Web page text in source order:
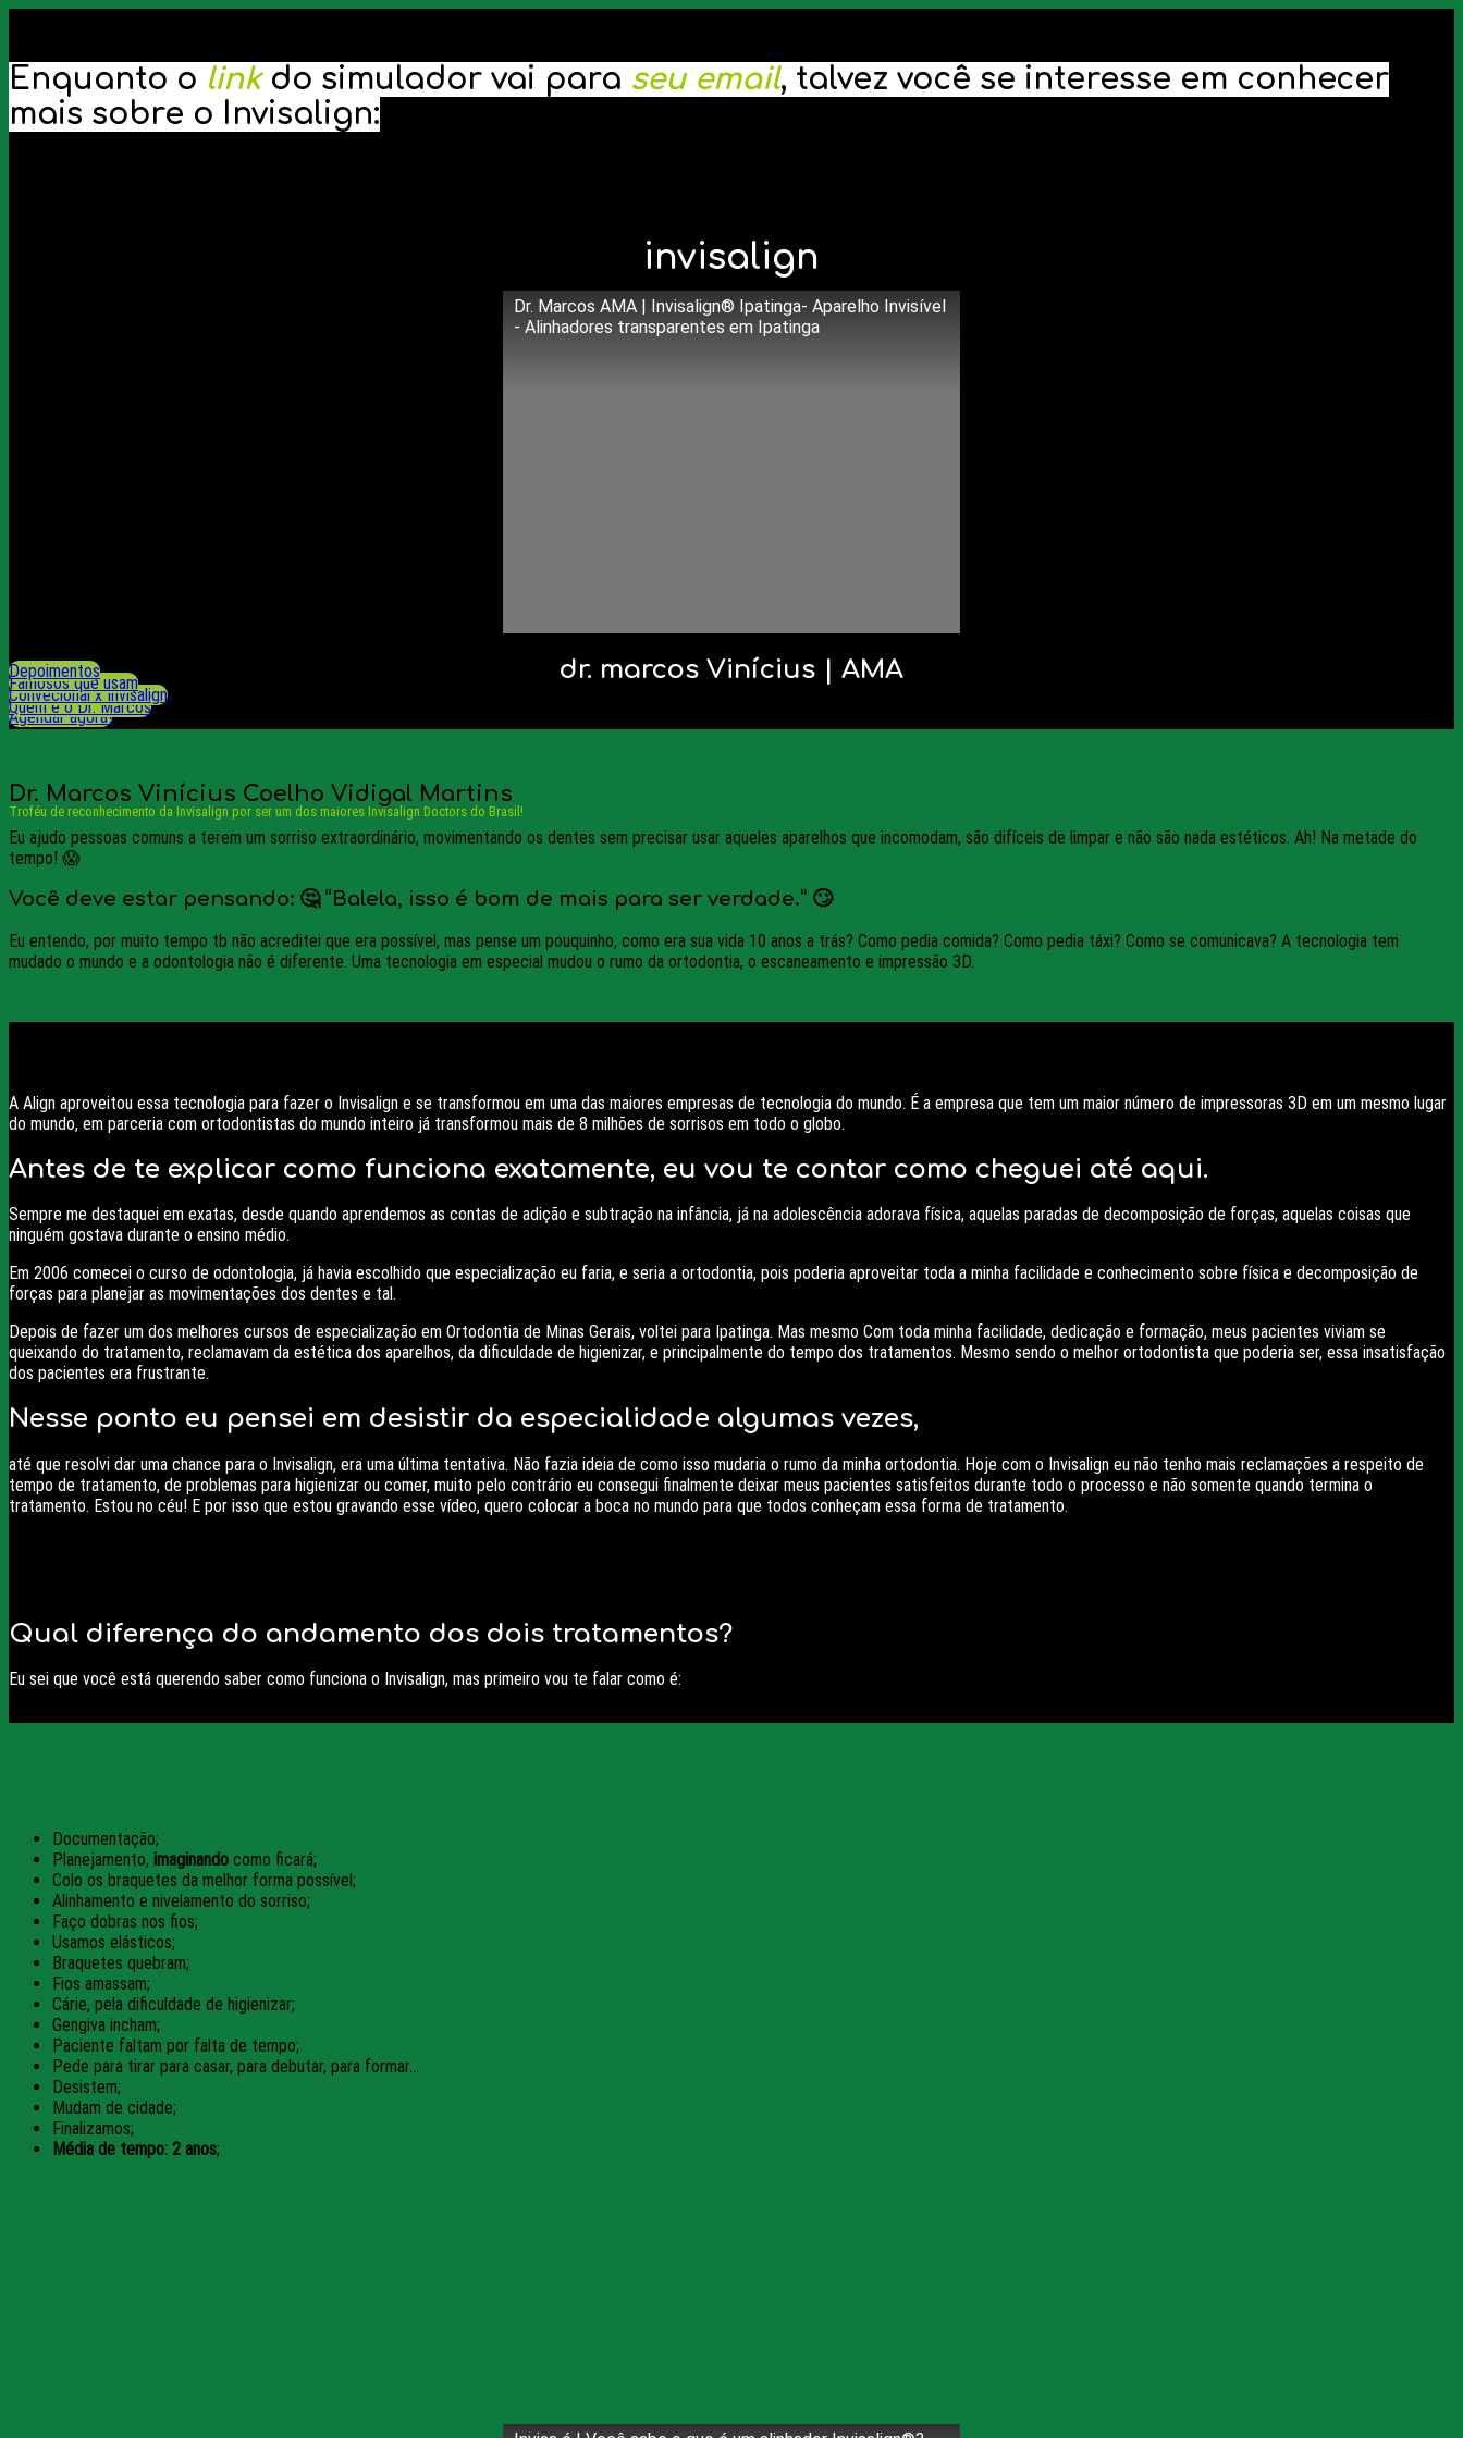
Enquanto o link do simulador vai para seu email, talvez você se interesse em conhecer
mais sobre o Invisalign:
invisalign
Assista o vídeo para entender tudo sobre o Invisalign:
Dr. Marcos AMA | Invisalign® Ipatinga- Aparelho Invisível
- Alinhadores transparentes em Ipatinga
dr. marcos Vinícius | AMA
Agendar agora!
Quem é o Dr. Marcos
Convecional x Invisalign
Famosos que usam
Depoimentos
Troféu de reconhecimento da Invisalign por ser um dos maiores Invisalign Doctors do Brasil!
Dr. Marcos Vinícius Coelho Vidigal Martins
Eu ajudo pessoas comuns a terem um sorriso extraordinário, movimentando os dentes sem precisar usar aqueles aparelhos que incomodam, são difíceis de limpar e não são nada estéticos. Ah! Na metade do
tempo! 😱
Você deve estar pensando: 🤔 “Balela, isso é bom de mais para ser verdade.” 🙄
Eu entendo, por muito tempo tb não acreditei que era possível, mas pense um pouquinho, como era sua vida 10 anos a trás? Como pedia comida? Como pedia táxi? Como se comunicava? A tecnologia tem
mudado o mundo e a odontologia não é diferente. Uma tecnologia em especial mudou o rumo da ortodontia, o escaneamento e impressão 3D.
A Align aproveitou essa tecnologia para fazer o Invisalign e se transformou em uma das maiores empresas de tecnologia do mundo. É a empresa que tem um maior número de impressoras 3D em um mesmo lugar
do mundo, em parceria com ortodontistas do mundo inteiro já transformou mais de 8 milhões de sorrisos em todo o globo.
Antes de te explicar como funciona exatamente, eu vou te contar como cheguei até aqui.
Sempre me destaquei em exatas, desde quando aprendemos as contas de adição e subtração na infância, já na adolescência adorava física, aquelas paradas de decomposição de forças, aquelas coisas que
ninguém gostava durante o ensino médio.
Em 2006 comecei o curso de odontologia, já havia escolhido que especialização eu faria, e seria a ortodontia, pois poderia aproveitar toda a minha facilidade e conhecimento sobre física e decomposição de
forças para planejar as movimentações dos dentes e tal.
Depois de fazer um dos melhores cursos de especialização em Ortodontia de Minas Gerais, voltei para Ipatinga. Mas mesmo Com toda minha facilidade, dedicação e formação, meus pacientes viviam se
queixando do tratamento, reclamavam da estética dos aparelhos, da dificuldade de higienizar, e principalmente do tempo dos tratamentos. Mesmo sendo o melhor ortodontista que poderia ser, essa insatisfação
dos pacientes era frustrante.
Nesse ponto eu pensei em desistir da especialidade algumas vezes,
até que resolvi dar uma chance para o Invisalign, era uma última tentativa. Não fazia ideia de como isso mudaria o rumo da minha ortodontia. Hoje com o Invisalign eu não tenho mais reclamações a respeito de
tempo de tratamento, de problemas para higienizar ou comer, muito pelo contrário eu consegui finalmente deixar meus pacientes satisfeitos durante todo o processo e não somente quando termina o
tratamento. Estou no céu! E por isso que estou gravando esse vídeo, quero colocar a boca no mundo para que todos conheçam essa forma de tratamento.
Qual diferença do andamento dos dois tratamentos?
Eu sei que você está querendo saber como funciona o Invisalign, mas primeiro vou te falar como é:
Documentação;
Planejamento, imaginando como ficará;
Colo os braquetes da melhor forma possível;
Alinhamento e nivelamento do sorriso;
Faço dobras nos fios;
Usamos elásticos;
Braquetes quebram;
Fios amassam;
Cárie, pela dificuldade de higienizar;
Gengiva incham;
Paciente faltam por falta de tempo;
Pede para tirar para casar, para debutar, para formar…
Desistem;
Mudam de cidade;
Finalizamos;
Média de tempo: 2 anos;